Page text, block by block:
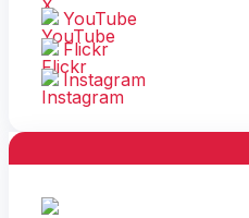
YouTube
Flickr
Instagram